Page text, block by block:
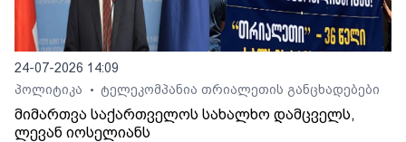
24-07-2026 14:09
პოლიტიკა
• ტელეკომპანია თრიალეთის განცხადებები
მიმართვა საქართველოს სახალხო დამცველს,
ლევან იოსელიანს